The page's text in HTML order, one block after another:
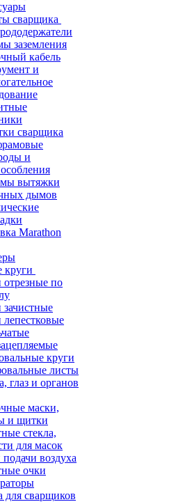
сварщика
заземления
кабель
и
сварщика
и
вытяжки
дымов
Marathon
круги
отрезные по
круги
листы
глаз и органов
маски,
и щитки
стекла,
для масок
воздуха
очки
для сварщиков